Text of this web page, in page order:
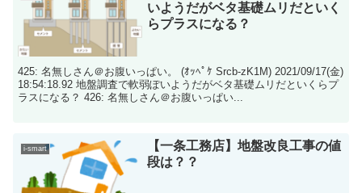
いようだがベタ基礎ムリだといく
らプラスになる？
425: 名無しさん＠お腹いっぱい。 (ｵｯﾍﾟｹ Srcb-zK1M) 2021/09/17(金)
18:54:18.92 地盤調査で軟弱ぽいようだがベタ基礎ムリだといくらプ
ラスになる？ 426: 名無しさん＠お腹いっぱい...
i-smart
【一条工務店】地盤改良工事の値
段は？？